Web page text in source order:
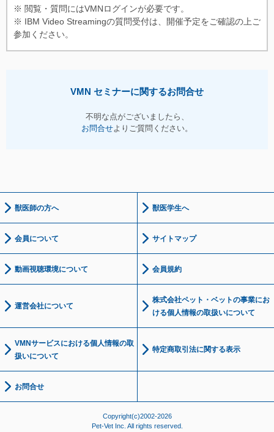
※ 閲覧・質問にはVMNログインが必要です。
※ IBM Video Streamingの質問受付は、開催予定をご確認の上ご
参加ください。
VMN セミナーに関するお問合せ
不明な点がございましたら、
お問合せよりご質問ください。
獣医師の方へ 獣医学生へ
会員について サイトマップ
動画視聴環境について 会員規約
運営会社について
株式会社ペット・ベットの事業にお
ける個人情報の取扱いについて
VMNサービスにおける個人情報の取
扱いについて
特定商取引法に関する表示
お問合せ
Copyright(c)2002-2026
Pet-Vet Inc. All rights reserved.